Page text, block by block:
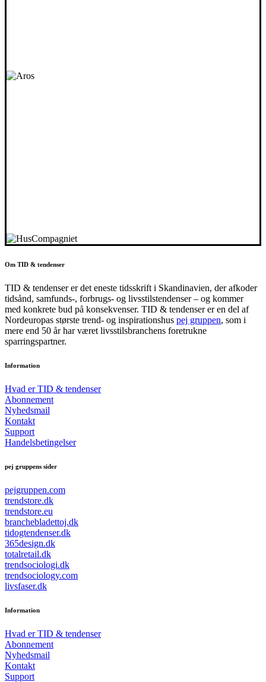
Om TID & tendenser
TID & tendenser er det eneste tidsskrift i Skandinavien, der afkoder
tidsånd, samfunds-, forbrugs- og livsstilstendenser – og kommer
med konkrete bud på konsekvenser. TID & tendenser er en del af
Nordeuropas største trend- og inspirationshus pej gruppen, som i
mere end 50 år har været livsstilsbranchens foretrukne
sparringspartner.
Information
Hvad er TID & tendenser
Abonnement
Nyhedsmail
Kontakt
Support
Handelsbetingelser
pej gruppens sider
pejgruppen.com
trendstore.dk
trendstore.eu
branchebladettoj.dk
tidogtendenser.dk
365design.dk
totalretail.dk
trendsociologi.dk
trendsociology.com
livsfaser.dk
Information
Hvad er TID & tendenser
Abonnement
Nyhedsmail
Kontakt
Support